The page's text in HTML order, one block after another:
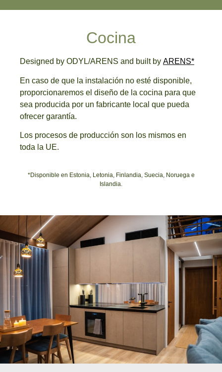
Cocina
Designed by ODYL/ARENS and built by ARENS*
En caso de que la instalación no esté disponible,
proporcionaremos el diseño de la cocina para que
sea producida por un fabricante local que pueda
ofrecer garantía.
Los procesos de producción son los mismos en
toda la UE.
*Disponible en Estonia, Letonia, Finlandia, Suecia, Noruega e
Islandia.